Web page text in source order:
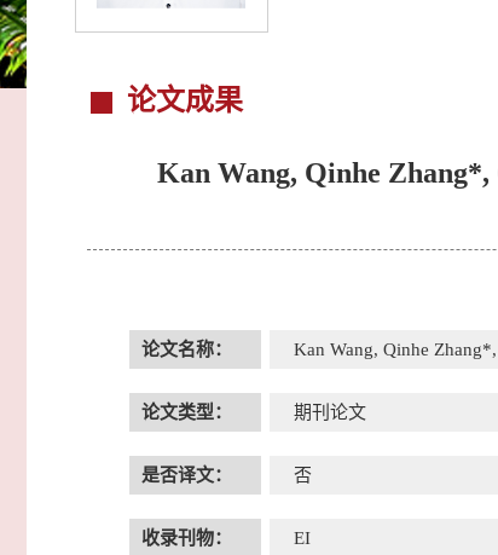
论文成果
Kan Wang, Qinhe Zhang*,
论文名称： Kan Wang, Qinhe
论文类型： 期刊论文
是否译文： 否
收录刊物： EI